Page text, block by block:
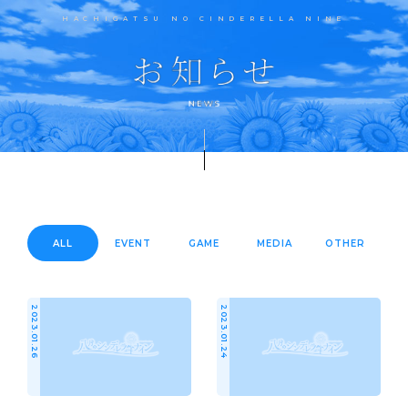
HACHIGATSU NO CINDERELLA NINE
ALL EVENT GAME MEDIA OTHER
2023.01.26 2023.01.24